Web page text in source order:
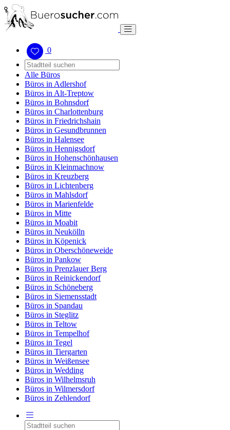
0
Alle Büros
Büros in Adlershof
Büros in Alt-Treptow
Büros in Bohnsdorf
Büros in Charlottenburg
Büros in Friedrichshain
Büros in Gesundbrunnen
Büros in Halensee
Büros in Hennigsdorf
Büros in Hohenschönhausen
Büros in Kleinmachnow
Büros in Kreuzberg
Büros in Lichtenberg
Büros in Mahlsdorf
Büros in Marienfelde
Büros in Mitte
Büros in Moabit
Büros in Neukölln
Büros in Köpenick
Büros in Oberschöneweide
Büros in Pankow
Büros in Prenzlauer Berg
Büros in Reinickendorf
Büros in Schöneberg
Büros in Siemensstadt
Büros in Spandau
Büros in Steglitz
Büros in Teltow
Büros in Tempelhof
Büros in Tegel
Büros in Tiergarten
Büros in Weißensee
Büros in Wedding
Büros in Wilhelmsruh
Büros in Wilmersdorf
Büros in Zehlendorf